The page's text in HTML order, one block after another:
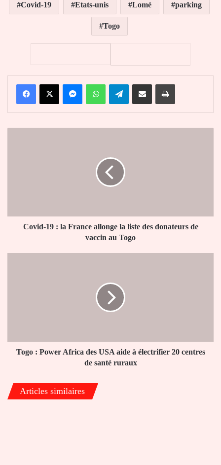
Covid-19 Etats-unis Lomé parking
Togo
FacebookX MessengerWhatsAppTelegramPartager par email Imprimer
des
donateursCovid-19 : la France allonge la liste des donateurs de
vaccin au Togo
électrifier
santé
ruraux
Togo : Power Africa des USA aide à électrifier 20 centres
de santé ruraux
Articles similaires